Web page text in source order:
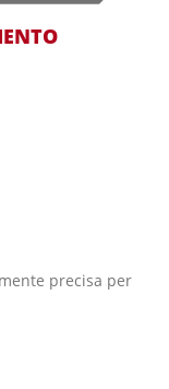
precisa per